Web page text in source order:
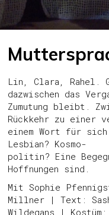
Lin, Clara, Rahel.
dazwischen das
Zumutung bleibt.
Rückkehr zu einer
einem Wort für
Lesbian? Kosmo-
politin? Eine
Hoffnungen sind.
Mit Sophie
Millner | Text:
Wildegans |